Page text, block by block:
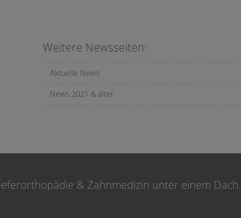
Weitere Newsseiten:
Aktuelle News
News 2021 & älter
& Zahnmedizin unter einem Dach.